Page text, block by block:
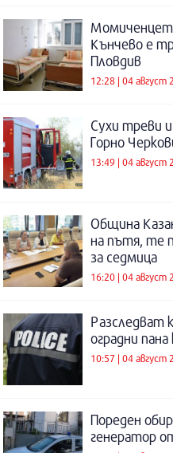
Кънчево е
Пловдив
12:28 | 04 август
Сухи треви и
Горно
13:49 | 04 август
Община
на пътя, те
за седмица
16:20 | 04 август
Разследват
оградни
10:57 | 04 август
Пореден
генератор